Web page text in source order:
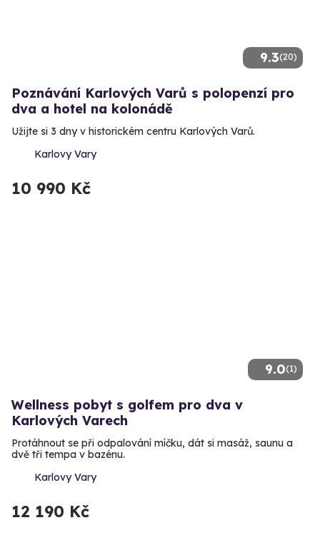
9.3(20)
Poznávání Karlových Varů s polopenzí pro
dva a hotel na kolonádě
Užijte si 3 dny v historickém centru Karlových Varů.
Karlovy Vary
10 990 Kč
9.0(1)
Wellness pobyt s golfem pro dva v
Karlových Varech
Protáhnout se při odpalování míčku, dát si masáž, saunu a
dvě tři tempa v bazénu.
Karlovy Vary
12 190 Kč